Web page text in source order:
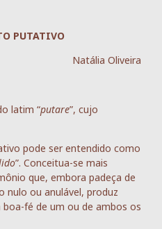
PUTATIVO
Natália Oliveira
latim “putare”, cujo
pode ser entendido como
”. Conceitua-se mais
que, embora padeça de
nulo ou anulável, produz
fé de um ou de ambos os